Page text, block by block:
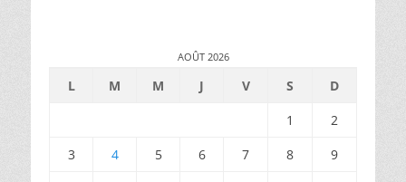
AOÛT 2026
L M M J V S
D
1
2
3
4 5 6 7 8
9